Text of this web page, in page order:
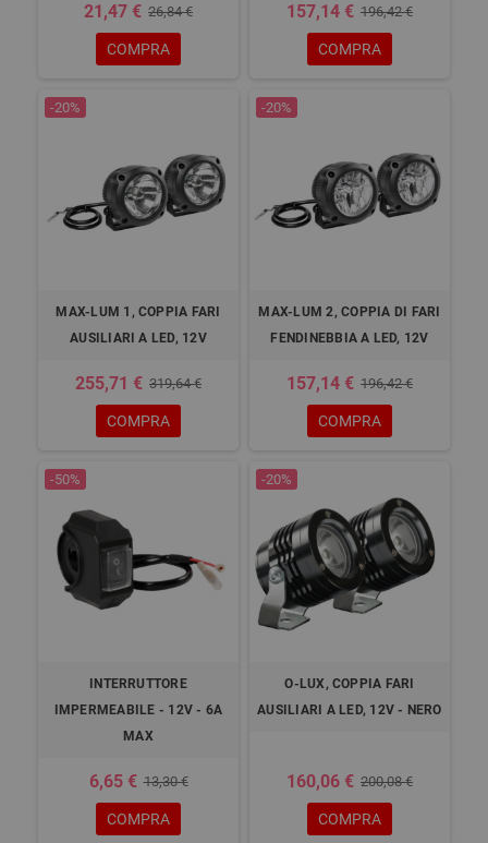
21,47 € 26,84 €
COMPRA
157,14 € 196,42 €
COMPRA
-20%
MAX-LUM 1, COPPIA FARI
AUSILIARI A LED, 12V
255,71 € 319,64 €
COMPRA
-20%
MAX-LUM 2, COPPIA DI FARI
FENDINEBBIA A LED, 12V
157,14 € 196,42 €
COMPRA
-50%
INTERRUTTORE
IMPERMEABILE - 12V - 6A
MAX
6,65 € 13,30 €
COMPRA
-20%
O-LUX, COPPIA FARI
AUSILIARI A LED, 12V - NERO
160,06 € 200,08 €
COMPRA